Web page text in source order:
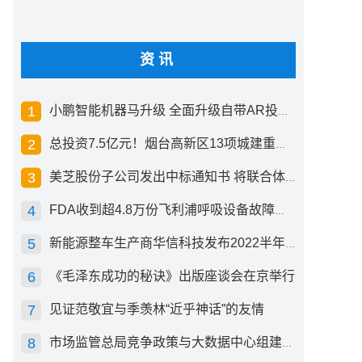
资讯
小鹏智能机器马升级 全面升级自带AR投影创新交互方式
总投资7.5亿元！烟台高新区13项城建重点工程开工
美芝股份子公司发出中标通知书 将联合体中标1.36亿元总承包项目
FDA收到超4.8万份飞利浦呼吸设备故障报告 其中44份死亡案例
新能源整车生产商华信科技发布2022半年度报告 同比下滑2.92%
《毛泽东成功的秘诀》出版座谈会在京举行
见证范敬宜与季羡林“近乎神话”的友情
市场监管总局竞争政策与大数据中心组建成立